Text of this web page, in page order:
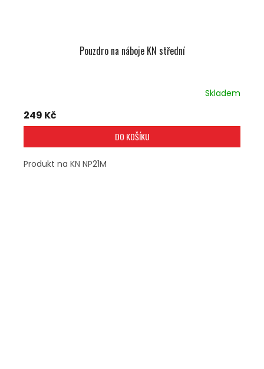
Pouzdro na náboje KN střední
Skladem
249 Kč
DO KOŠÍKU
Produkt na KN NP21M